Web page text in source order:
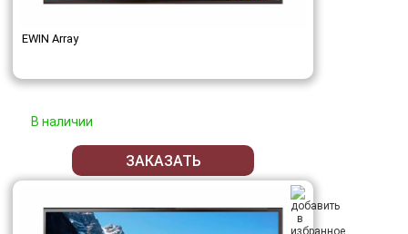
EWIN Array
В наличии
ЗАКАЗАТЬ